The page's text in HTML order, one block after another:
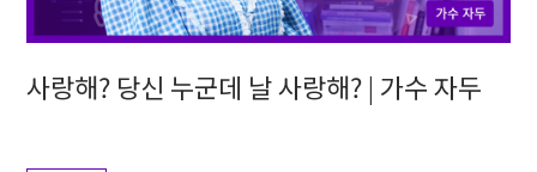
사랑해? 당신 누군데 날 사랑해? | 가수 자두